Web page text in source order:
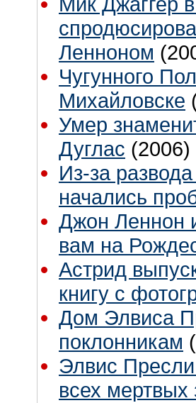
Ленноном
Чугунного
Михайловске
Умер
Дуглас (2006)
Из-за
начались
Джон Леннон
вам на
Астрид
книгу с
Дом Элвиса
поклонникам
Элвис
всех мертвых